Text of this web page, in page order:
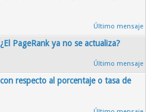
¿El PageRank ya no se actualiza?
con respecto al porcentaje o tasa de